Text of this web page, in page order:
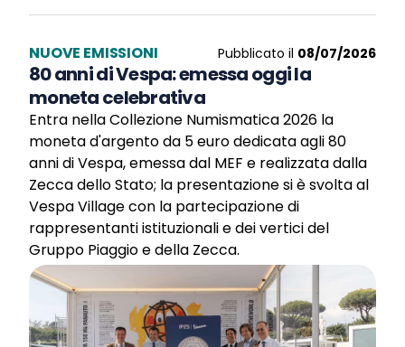
NUOVE EMISSIONI Pubblicato il 08/07/2026
80 anni di Vespa: emessa oggi la
moneta celebrativa
Entra nella Collezione Numismatica 2026 la
moneta d'argento da 5 euro dedicata agli 80
anni di Vespa, emessa dal MEF e realizzata dalla
Zecca dello Stato; la presentazione si è svolta al
Vespa Village con la partecipazione di
rappresentanti istituzionali e dei vertici del
Gruppo Piaggio e della Zecca.